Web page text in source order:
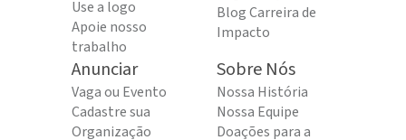
Use a logo
Apoie nosso
trabalho
Blog Carreira de
Impacto
Anunciar
Vaga ou Evento
Cadastre sua
Organização
Sobre Nós
Nossa História
Nossa Equipe
Doações para a